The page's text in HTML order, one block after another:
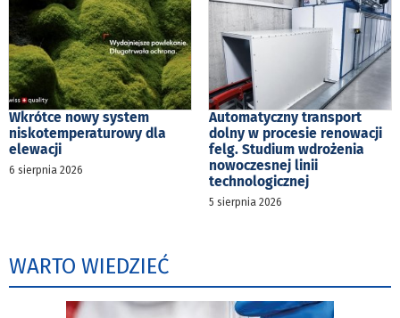
Wkrótce nowy system
niskotemperaturowy dla
elewacji
6 sierpnia 2026
Automatyczny transport
dolny w procesie renowacji
felg. Studium wdrożenia
nowoczesnej linii
technologicznej
5 sierpnia 2026
WARTO WIEDZIEĆ